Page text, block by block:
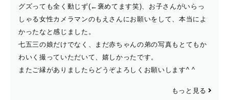
と後々、特別になるものです。
その皆さんのかけがえのない大切な“今”を残すお手伝いを
ご依頼お待ちしています♪
グズっても全く動じず(←褒めてます笑)、お子さんがいらっ
しゃる女性カメラマンのもえさんにお願いをして、本当によ
かったなと感じました。
七五三の娘だけでなく、まだ赤ちゃんの弟の写真もとてもか
わいく撮っていただいて、嬉しかったです。
またご縁がありましたらどうぞよろしくお願いします^ ^
もっと見る